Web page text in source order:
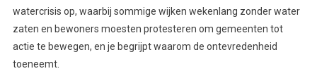
watercrisis op, waarbij sommige wijken wekenlang zonder water
zaten en bewoners moesten protesteren om gemeenten tot
actie te bewegen, en je begrijpt waarom de ontevredenheid
toeneemt.